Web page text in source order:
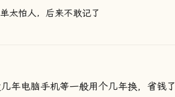
太怕人，后来不敢记了
年电脑手机等一般用个几年换，省钱了